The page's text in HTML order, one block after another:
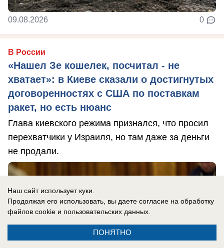
09.08.2026 0
В России
«Нашел Зе кошелек, посчитал - не
хватает»: в Киеве сказали о достигнутых
договоренностях с США по поставкам
ракет, но есть нюанс
Глава киевского режима признался, что просил
перехватчики у Израиля, но там даже за деньги
не продали.
Наш сайт использует куки.
Продолжая его использовать, вы даете согласие на обработку
файлов cookie и пользовательских данных.
ПОНЯТНО